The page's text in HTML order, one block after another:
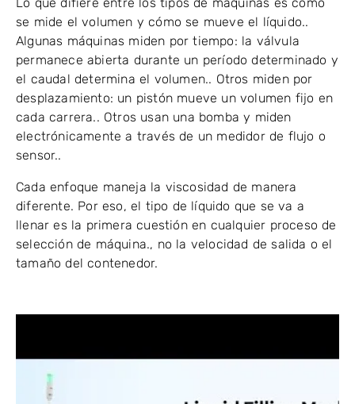
se mide el volumen y cómo se mueve el líquido..
Algunas máquinas miden por tiempo: la válvula
permanece abierta durante un período determinado y
el caudal determina el volumen.. Otros miden por
desplazamiento: un pistón mueve un volumen fijo en
cada carrera.. Otros usan una bomba y miden
electrónicamente a través de un medidor de flujo o
sensor..
Cada enfoque maneja la viscosidad de manera
diferente. Por eso, el tipo de líquido que se va a
llenar es la primera cuestión en cualquier proceso de
selección de máquina., no la velocidad de salida o el
tamaño del contenedor.